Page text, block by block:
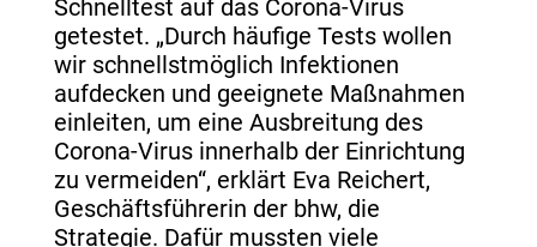
Schnelltest auf das Corona-Virus
getestet. „Durch häufige Tests wollen
wir schnellstmöglich Infektionen
aufdecken und geeignete Maßnahmen
einleiten, um eine Ausbreitung des
Corona-Virus innerhalb der Einrichtung
zu vermeiden“, erklärt Eva Reichert,
Geschäftsführerin der bhw, die
Strategie. Dafür mussten viele